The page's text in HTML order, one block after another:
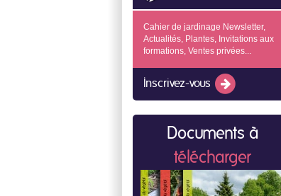
Cahier de jardinage Newsletter,
Actualités, Plantes, Invitations aux
formations, Ventes privées...
Inscrivez-vous
Documents à
télécharger